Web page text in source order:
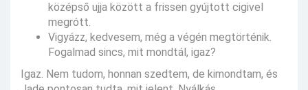
középső ujja között a frissen gyújtott cigivel
megrótt.
Vigyázz, kedvesem, még a végén megtörténik.
Fogalmad sincs, mit mondtál, igaz?
Igaz. Nem tudom, honnan szedtem, de kimondtam, és